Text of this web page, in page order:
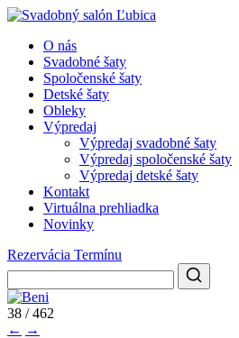
O nás
Svadobné šaty
Spoločenské šaty
Detské šaty
Obleky
Výpredaj
Výpredaj svadobné šaty
Výpredaj spoločenské šaty
Výpredaj detské šaty
Kontakt
Virtuálna prehliadka
Novinky
Rezervácia Termínu
38 / 462
← →